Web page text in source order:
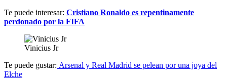
Te puede interesar: Cristiano Ronaldo es repentinamente
perdonado por la FIFA
Vinicius Jr
Te puede gustar: Arsenal y Real Madrid se pelean por una joya del
Elche